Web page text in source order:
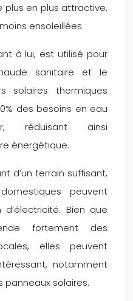
en plus attractive,
ensoleillées.
à lui, est utilisé pour
sanitaire et le
solaires thermiques
des besoins en eau
réduisant ainsi
énergétique.
d’un terrain suffisant,
peuvent
Bien que
fortement des
elles peuvent
notamment
solaires.